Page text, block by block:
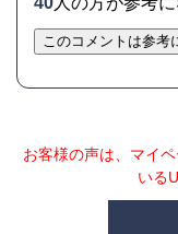
このコメントは参考
お客様の声は、マイ
いる